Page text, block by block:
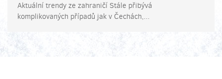
Aktuální trendy ze zahraničí Stále přibývá
komplikovaných případů jak v Čechách,...